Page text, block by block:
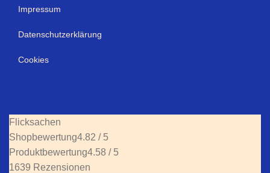
Impressum
Datenschutzerklärung
Cookies
Flicksachen
Shopbewertung4.82 / 5
Produktbewertung4.58 / 5
1639 Rezensionen